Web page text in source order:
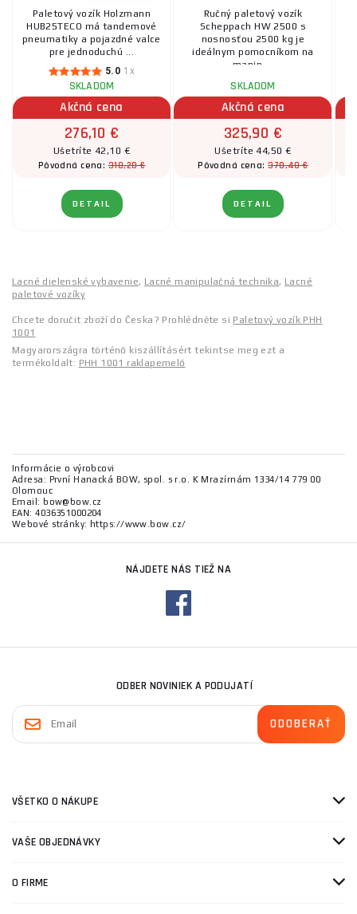
Paletový vozík Holzmann
HUB25TECO má tandemové
pneumatiky a pojazdné valce
pre jednoduchú ...
5.0 1x
SKLADOM
Akčná cena
276,10 €
Ušetríte 42,10 €
Pôvodná cena:318,20 €
DETAIL
Ručný paletový vozík
Scheppach HW 2500 s
nosnosťou 2500 kg je
ideálnym pomocníkom na
manip ...
SKLADOM
Akčná cena
325,90 €
Ušetríte 44,50 €
Pôvodná cena:370,40 €
DETAIL
Lacné dielenské vybavenie, Lacné manipulačná technika, Lacné
paletové vozíky
Chcete doručit zboží do Česka? Prohlédněte si Paletový vozík PHH
1001
Magyarországra történő kiszállításért tekintse meg ezt a
termékoldalt: PHH 1001 raklapemelő
Informácie o výrobcovi
Adresa: První Hanacká BOW, spol. s r.o. K Mrazírnám 1334/14 779 00
Olomouc
Email: bow@bow.cz
EAN: 4036351000204
Webové stránky: https://www.bow.cz/
NÁJDETE NÁS TIEŽ NA
ODBER NOVINIEK A PODUJATÍ
VŠETKO O NÁKUPE
VAŠE OBJEDNÁVKY
O FIRME